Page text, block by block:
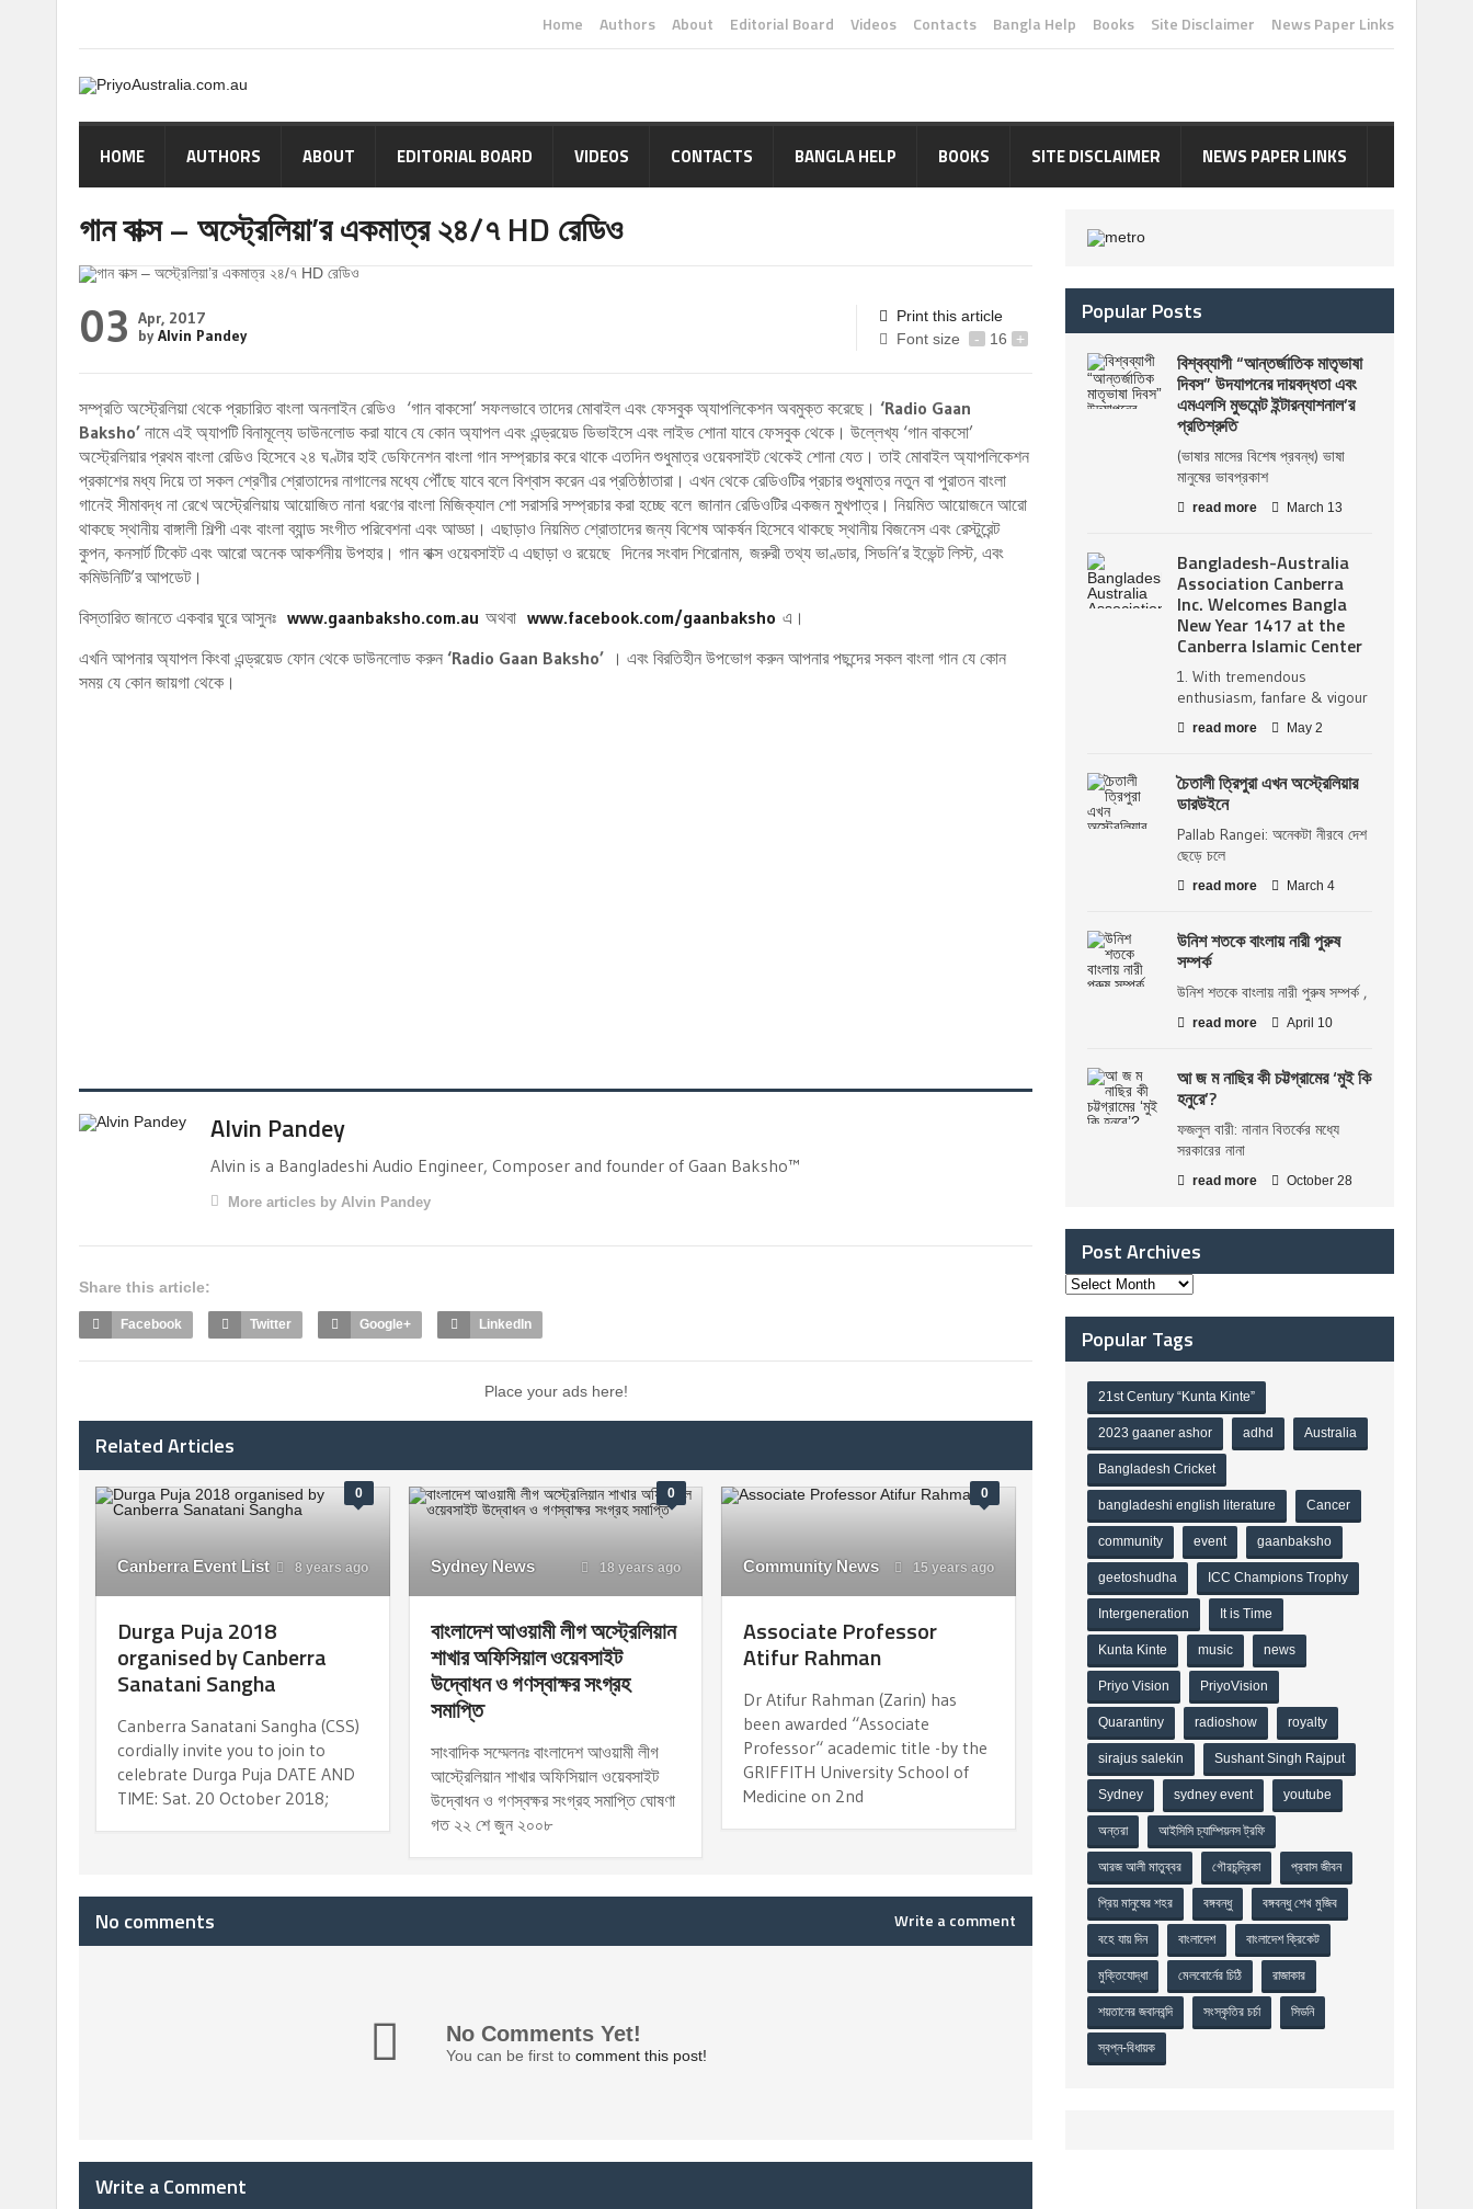
Home Authors About Editorial Board Videos Contacts Bangla Help Books Site Disclaimer News Paper Links
HOME AUTHORS ABOUT EDITORIAL BOARD VIDEOS CONTACTS BANGLA HELP BOOKS SITE DISCLAIMER NEWS PAPER LINKS
গান বাক্স – অস্ট্রেলিয়া’র একমাত্র ২৪/৭ HD রেডিও
03 Apr, 2017
byAlvin Pandey
Print this article
Font size
- 16 +
সম্প্রতি অস্ট্রেলিয়া থেকে প্রচারিত বাংলা অনলাইন রেডিও ‘গান বাকসো’ সফলভাবে তাদের মোবাইল এবং ফেসবুক অ্যাপলিকেশন অবমুক্ত করেছে। ‘Radio Gaan
Baksho’ নামে এই অ্যাপটি বিনামূল্যে ডাউনলোড করা যাবে যে কোন অ্যাপল এবং এন্ড্রয়েড ডিভাইসে এবং লাইভ শোনা যাবে ফেসবুক থেকে। উল্লেখ্য ‘গান বাকসো’
অস্ট্রেলিয়ার প্রথম বাংলা রেডিও হিসেবে ২৪ ঘণ্টার হাই ডেফিনেশন বাংলা গান সম্প্রচার করে থাকে এতদিন শুধুমাত্র ওয়েবসাইট থেকেই শোনা যেত। তাই মোবাইল অ্যাপলিকেশন
প্রকাশের মধ্য দিয়ে তা সকল শ্রেণীর শ্রোতাদের নাগালের মধ্যে পৌঁছে যাবে বলে বিশ্বাস করেন এর প্রতিষ্ঠাতারা। এখন থেকে রেডিওটির প্রচার শুধুমাত্র নতুন বা পুরাতন বাংলা
গানেই সীমাবদ্ধ না রেখে অস্ট্রেলিয়ায় আয়োজিত নানা ধরণের বাংলা মিজিক্যাল শো সরাসরি সম্প্রচার করা হচ্ছে বলে জানান রেডিওটির একজন মুখপাত্র। নিয়মিত আয়োজনে আরো
থাকছে স্থানীয় বাঙ্গালী শিল্পী এবং বাংলা ব্যান্ড সংগীত পরিবেশনা এবং আড্ডা। এছাড়াও নিয়মিত শ্রোতাদের জন্য বিশেষ আকর্ষন হিসেবে থাকছে স্থানীয় বিজনেস এবং রেস্টুরেন্ট
কুপন, কনসার্ট টিকেট এবং আরো অনেক আকর্শনীয় উপহার। গান বাক্স ওয়েবসাইট এ এছাড়া ও রয়েছে দিনের সংবাদ শিরোনাম, জরুরী তথ্য ভাণ্ডার, সিডনি’র ইভেন্ট লিস্ট, এবং
কমিউনিটি’র আপডেট।
বিস্তারিত জানতে একবার ঘুরে আসুনঃ www.gaanbaksho.com.au অথবা www.facebook.com/gaanbaksho এ।
এখনি আপনার অ্যাপল কিংবা এন্ড্রয়েড ফোন থেকে ডাউনলোড করুন ‘Radio Gaan Baksho’ । এবং বিরতিহীন উপভোগ করুন আপনার পছন্দের সকল বাংলা গান যে কোন
সময় যে কোন জায়গা থেকে।
Alvin Pandey
Alvin is a Bangladeshi Audio Engineer, Composer and founder of Gaan Baksho™
More articles by Alvin Pandey
Share this article:
Facebook Twitter Google+ LinkedIn
Place your ads here!
Related Articles
0
Canberra Event List 8 years ago
Durga Puja 2018
organised by Canberra
Sanatani Sangha
Canberra Sanatani Sangha (CSS)
cordially invite you to join to
celebrate Durga Puja DATE AND
TIME: Sat. 20 October 2018;
0
Sydney News 18 years ago
বাংলাদেশ আওয়ামী লীগ অস্ট্রেলিয়ান
শাখার অফিসিয়াল ওয়েবসাইট
উদ্বোধন ও গণস্বাক্ষর সংগ্রহ
সমাপ্তি
সাংবাদিক সম্মেলনঃ বাংলাদেশ আওয়ামী লীগ
আস্ট্রেলিয়ান শাখার অফিসিয়াল ওয়েবসাইট
উদ্বোধন ও গণস্বক্ষর সংগ্রহ সমাপ্তি ঘোষণা
গত ২২ শে জুন ২০০৮
0
Community News 15 years ago
Associate Professor
Atifur Rahman
Dr Atifur Rahman (Zarin) has
been awarded “Associate
Professor“ academic title -by the
GRIFFITH University School of
Medicine on 2nd
No comments Write a comment
No Comments Yet!
You can be first to comment this post!
Write a Comment
Popular Posts
বিশ্বব্যাপী “আন্তর্জাতিক মাতৃভাষা
দিবস” উদযাপনের দায়বদ্ধতা এবং
এমএলসি মুভমেন্ট ইন্টারন্যাশনাল’র
প্রতিশ্রুতি
(ভাষার মাসের বিশেষ প্রবন্ধ) ভাষা
মানুষের ভাবপ্রকাশ
read more March 13
Bangladesh-Australia
Association Canberra
Inc. Welcomes Bangla
New Year 1417 at the
Canberra Islamic Center
1. With tremendous
enthusiasm, fanfare & vigour
read more May 2
চৈতালী ত্রিপুরা এখন অস্ট্রেলিয়ার
ডারউইনে
Pallab Rangei: অনেকটা নীরবে দেশ
ছেড়ে চলে
read more March 4
উনিশ শতকে বাংলায় নারী পুরুষ
সম্পর্ক
উনিশ শতকে বাংলায় নারী পুরুষ সম্পর্ক ,
read more April 10
আ জ ম নাছির কী চট্টগ্রামের ‘মুই কি
হনুরে’?
ফজলুল বারী: নানান বিতর্কের মধ্যে
সরকারের নানা
read more October 28
Post Archives
Popular Tags
21st Century “Kunta Kinte”
2023 gaaner ashor adhd Australia
Bangladesh Cricket
bangladeshi english literature Cancer
community event gaanbaksho
geetoshudha ICC Champions Trophy
Intergeneration It is Time
Kunta Kinte music news
Priyo Vision PriyoVision
Quarantiny radioshow royalty
sirajus salekin Sushant Singh Rajput
Sydney sydney event youtube
অন্তরা আইসিসি চ্যাম্পিয়নস ট্রফি
আরজ আলী মাতুব্বর গৌরচন্দ্রিকা প্রবাস জীবন
প্রিয় মানুষের শহর বঙ্গবন্ধু বঙ্গবন্ধু শেখ মুজিব
বহে যায় দিন বাংলাদেশ বাংলাদেশ ক্রিকেট
মুক্তিযোদ্ধা মেলবোর্নের চিঠি রাজাকার
শয়তানের জবানবন্দি সংস্কৃতির চর্চা সিডনি
স্বপ্ন-বিধায়ক